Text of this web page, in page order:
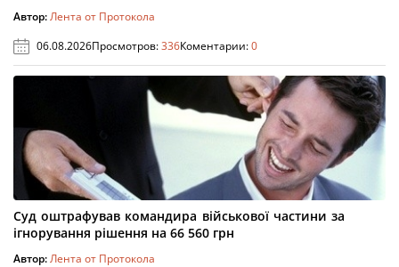
Автор:Лента от Протокола
06.08.2026Просмотров:336Коментарии:0
Суд оштрафував командира військової частини за
ігнорування рішення на 66 560 грн
Автор:Лента от Протокола